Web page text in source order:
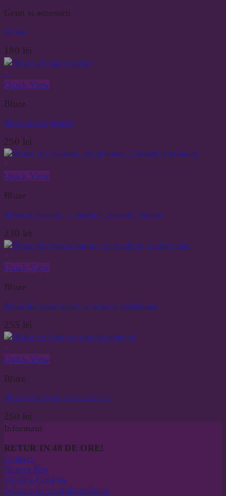
Genti si accesorii
Maiou
180 lei
Quick View
Bluze
Bluza pictata manual
250 lei
Quick View
Bluze
Bluza tip hanorac, cu pictura, Colourful Woman
230 lei
Quick View
Bluze
Bluza din panza topita cu broderie traditionala
255 lei
Quick View
Bluze
Bluza cu franjuri,pictata manual
250 lei
Informatii
RETUR IN 48 DE ORE!
Contact
Despre Noi
Politica Cookies
Politica de confidentialitate